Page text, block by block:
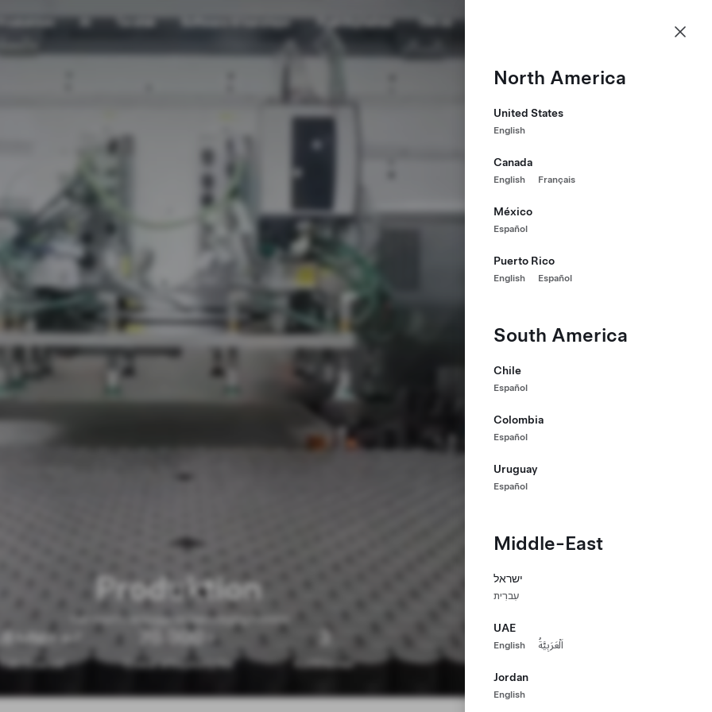
Terafab Software til køretøjer Praktikpladser Om os
North America
United States
English
Canada
English Français
México
Español
Puerto Rico
English Español
South America
Chile
Español
Colombia
Español
Uruguay
Español
Middle-East
ישראל
עִברִית
UAE
English اَلْعَرَبِيَّةُ
Jordan
English
Produktion
Vær med til at bygge en bæredygtig fremtid
MM+ m²
Fabriksareal
70.000
Global arbejdsstyrke
3
Kontinenter